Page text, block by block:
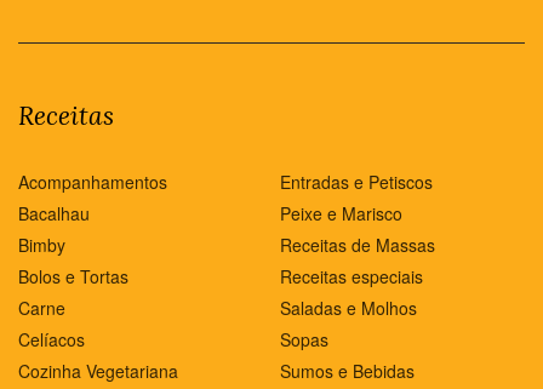
Receitas
Acompanhamentos
Bacalhau
Bimby
Bolos e Tortas
Carne
Celíacos
Cozinha Vegetariana
Entradas e Petiscos
Peixe e Marisco
Receitas de Massas
Receitas especiais
Saladas e Molhos
Sopas
Sumos e Bebidas